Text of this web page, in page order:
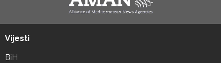
Vijesti
BiH